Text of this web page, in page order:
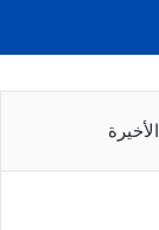
الأخيرة